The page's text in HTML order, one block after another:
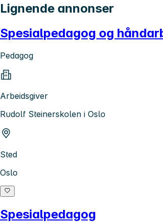
Lignende annonser
Spesialpedagog og
Pedagog
Arbeidsgiver
Rudolf Steinerskolen i Oslo
Sted
Oslo
Spesialpedagog